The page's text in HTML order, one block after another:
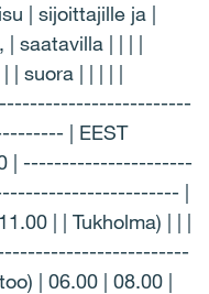
| sijoittajille ja |
| saatavilla | | | |
| suora | | | | |
| EEST
| ----------------------
|
| | Tukholma) | | |
| 06.00 | 08.00 |